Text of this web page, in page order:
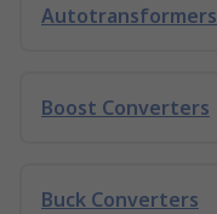
Autotransformers
Boost Converters
Buck Converters